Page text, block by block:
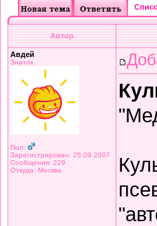
Автор
Авдей
Знаток
Пол:
Зарегистрирован: 25.09.2007
Сообщения: 229
Откуда: Москва.